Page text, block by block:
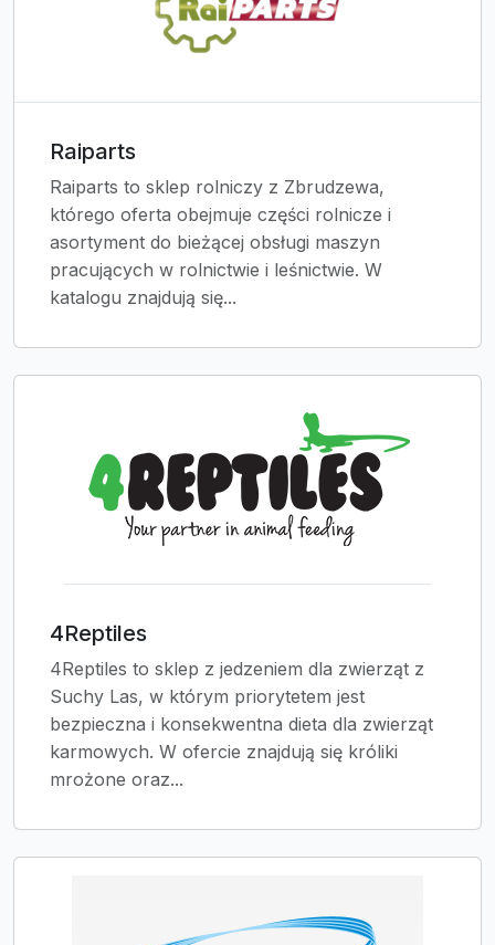
Raiparts
Raiparts to sklep rolniczy z Zbrudzewa,
którego oferta obejmuje części rolnicze i
asortyment do bieżącej obsługi maszyn
pracujących w rolnictwie i leśnictwie. W
katalogu znajdują się...
4Reptiles
4Reptiles to sklep z jedzeniem dla zwierząt z
Suchy Las, w którym priorytetem jest
bezpieczna i konsekwentna dieta dla zwierząt
karmowych. W ofercie znajdują się króliki
mrożone oraz...